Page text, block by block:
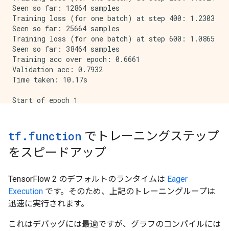
Seen so far: 12864 samples
Training loss (for one batch) at step 400: 1.2303
Seen so far: 25664 samples
Training loss (for one batch) at step 600: 1.0865
Seen so far: 38464 samples
Training acc over epoch: 0.6661
Validation acc: 0.7932
Time taken: 10.17s
Start of epoch 1
Training loss (for one batch) at step 200: 0.6562
Seen so far: 12864 samples
Training loss (for one batch) at step 400: 0.5810
Seen so far: 38464 samples
Training acc over epoch: 0.8158
Validation acc: 0.8473
tf . function でトレーニングステップ
をスピードアップ
TensorFlow 2 のデフォルトのランタイムは Eager
Execution です。そのため、上記のトレーニングループは
迅速に実行されます。
これはデバッグには最適ですが、グラフのコンパイルには